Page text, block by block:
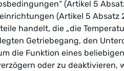
(Artikel 5
(Artikel 5 Absatz
handelt, die „die
Getriebegang, den
die Funktion eines
oder zu deaktivieren,